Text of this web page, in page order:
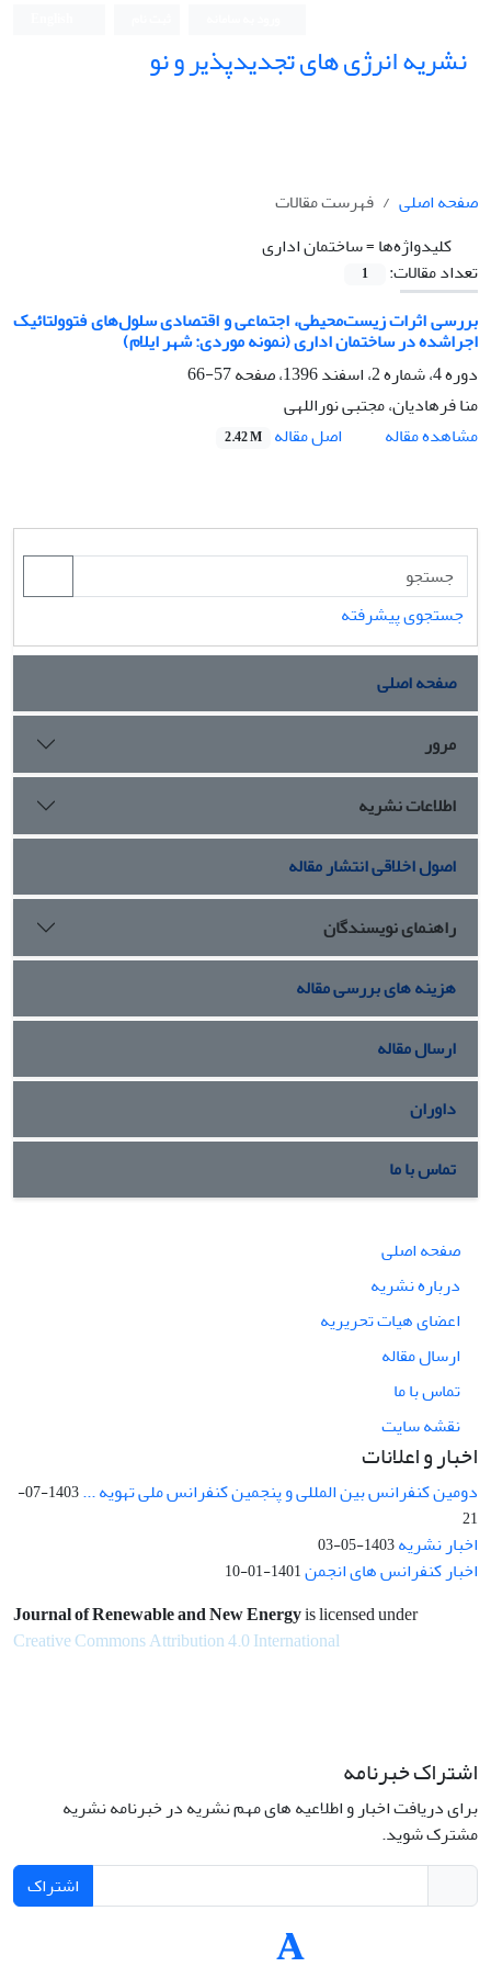
نشریه انرژی های تجدیدپذیر و نو
صفحه اصلی
فهرست مقالات
کلیدواژه‌ها =ساختمان اداری
تعداد مقالات:
1
بررسی اثرات زیست‌محیطی، اجتماعی و اقتصادی سلول‌های فتوولتائیک
اجراشده در ساختمان اداری (نمونه موردی: شهر ایلام)
دوره 4، شماره 2، اسفند 1396، صفحه
57-66
منا فرهادیان، مجتبی نوراللهی
مشاهده مقاله
اصل مقاله 2.42 M
جستجوی پیشرفته
صفحه اصلی
مرور
اطلاعات نشریه
اصول اخلاقی انتشار مقاله
راهنمای نویسندگان
هزینه های بررسی مقاله
ارسال مقاله
داوران
تماس با ما
صفحه اصلی
درباره نشریه
اعضای هیات تحریریه
ارسال مقاله
تماس با ما
نقشه سایت
اخبار و اعلانات
دومین کنفرانس بین المللی و پنجمین کنفرانس ملی تهویه ...
1403-07-
21
اخبار نشریه1403-05-03
اخبار کنفرانس های انجمن1401-01-10
Journal of Renewable and New Energyis licensed under
Creative Commons Attribution 4.0 International
اشتراک خبرنامه
برای دریافت اخبار و اطلاعیه های مهم نشریه در خبرنامه نشریه
مشترک شوید.
اشتراک